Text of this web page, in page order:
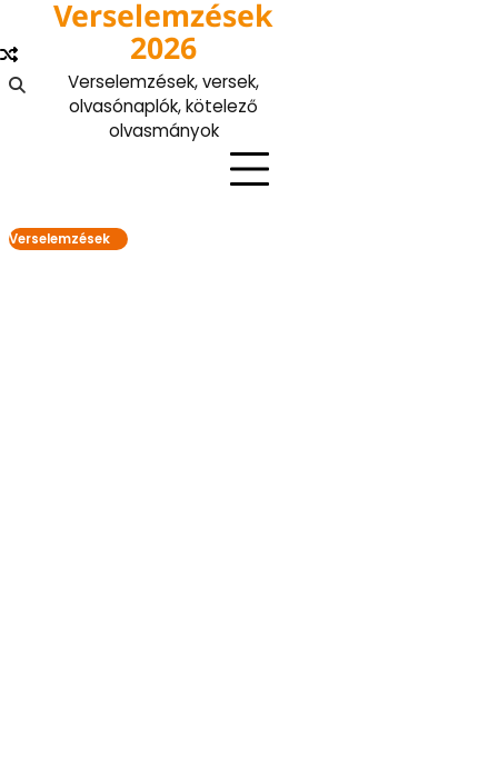
content
Verselemzések
2026
Verselemzések, versek,
olvasónaplók, kötelező
olvasmányok
Verselemzések